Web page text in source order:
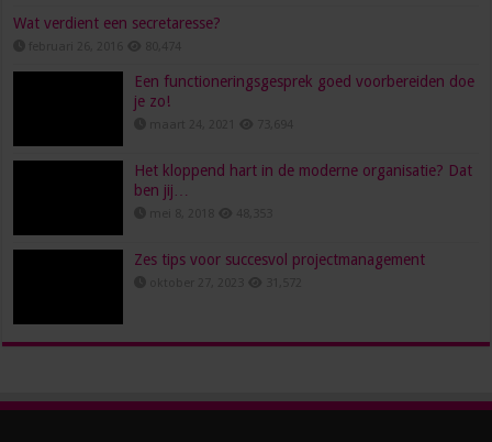
Wat verdient een secretaresse?
Een functioneringsgesprek goed voorbereiden doe
je zo!
Het kloppend hart in de moderne organisatie? Dat
ben jij…
Zes tips voor succesvol projectmanagement